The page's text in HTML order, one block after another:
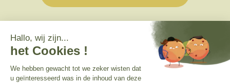
Hallo, wij zijn...
het Cookies !
We hebben gewacht tot we zeker wisten dat
u geïnteresseerd was in de inhoud van deze